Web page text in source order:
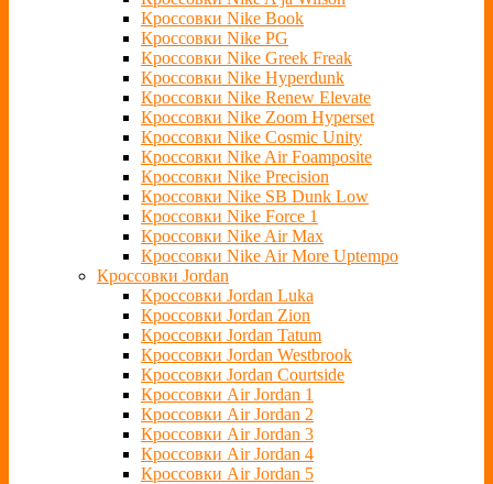
Кроссовки Nike Book
Кроссовки Nike PG
Кроссовки Nike Greek Freak
Кроссовки Nike Hyperdunk
Кроссовки Nike Renew Elevate
Кроссовки Nike Zoom Hyperset
Кроссовки Nike Cosmic Unity
Кроссовки Nike Air Foamposite
Кроссовки Nike Precision
Кроссовки Nike SB Dunk Low
Кроссовки Nike Force 1
Кроссовки Nike Air Max
Кроссовки Nike Air More Uptempo
Кроссовки Jordan
Кроссовки Jordan Luka
Кроссовки Jordan Zion
Кроссовки Jordan Tatum
Кроссовки Jordan Westbrook
Кроссовки Jordan Courtside
Кроссовки Air Jordan 1
Кроссовки Air Jordan 2
Кроссовки Air Jordan 3
Кроссовки Air Jordan 4
Кроссовки Air Jordan 5